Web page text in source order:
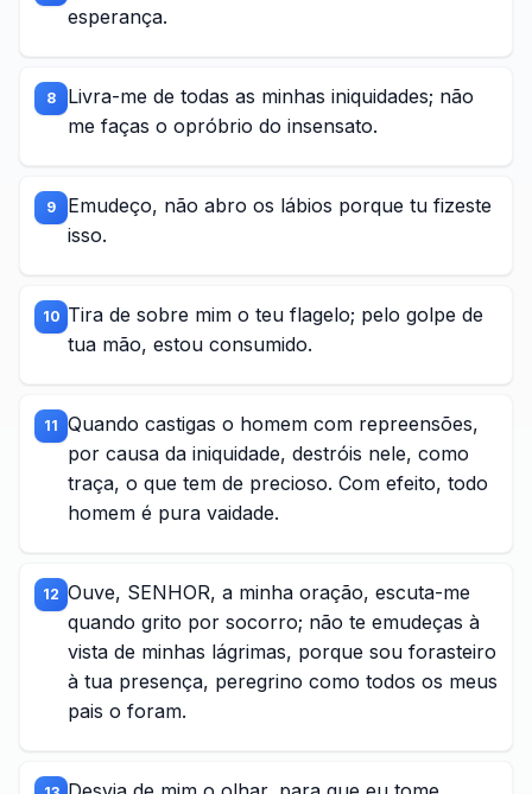
esperança.
8
Livra-me de todas as minhas iniquidades; não
me faças o opróbrio do insensato.
9
Emudeço, não abro os lábios porque tu fizeste
isso.
10 Tira de sobre mim o teu flagelo; pelo golpe de
tua mão, estou consumido.
11 Quando castigas o homem com repreensões,
por causa da iniquidade, destróis nele, como
traça, o que tem de precioso. Com efeito, todo
homem é pura vaidade.
12 Ouve, SENHOR, a minha oração, escuta-me
quando grito por socorro; não te emudeças à
vista de minhas lágrimas, porque sou forasteiro
à tua presença, peregrino como todos os meus
pais o foram.